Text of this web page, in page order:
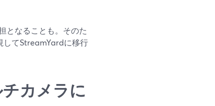
となることも。そのた
してStreamYardに移行
カメラに